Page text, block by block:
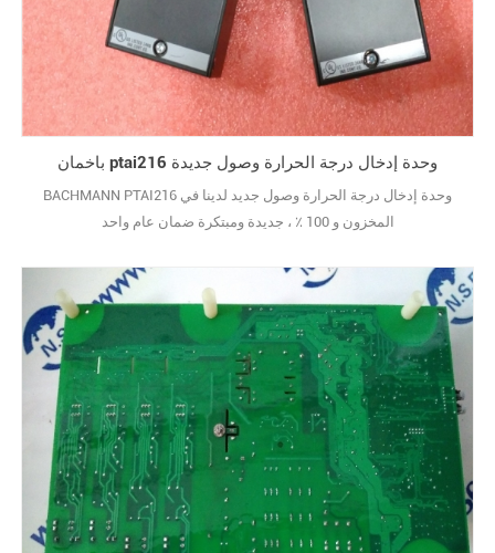
باخمان ptai216 وحدة إدخال درجة الحرارة وصول جديدة
BACHMANN PTAI216 وحدة إدخال درجة الحرارة وصول جديد لدينا في
المخزون و 100 ٪ ، جديدة ومبتكرة ضمان عام واحد